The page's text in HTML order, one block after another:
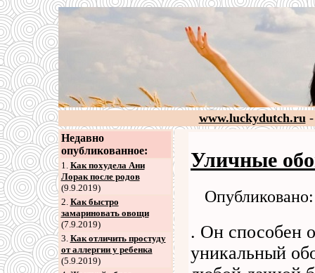
www.luckydutch.ru-
Недавно
опубликованное:
1. Как похудела Ани
Лорак после родов
(9.9.2019)
2. Как быстро
замариновать овощи
(7.9.2019)
3. Как отличить простуду
от аллергии у ребенка
(5.9.2019)
Уличные
. Он способен
уникальный